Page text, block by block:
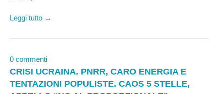
Leggi tutto →
0 commenti
CRISI UCRAINA. PNRR, CARO ENERGIA E
TENTAZIONI POPULISTE. CAOS 5 STELLE,